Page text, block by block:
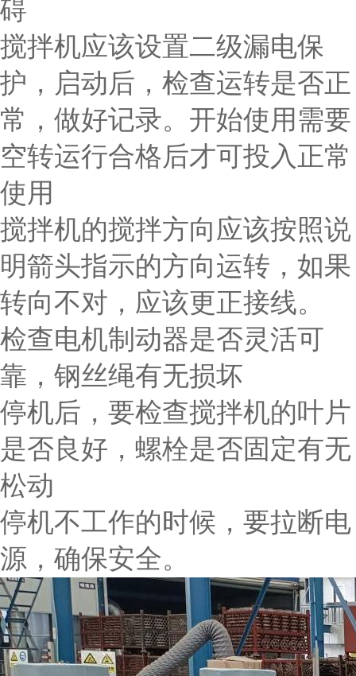
碍
搅拌机应该设置二级漏电保
护，启动后，检查运转是否正
常，做好记录。开始使用需要
空转运行合格后才可投入正常
使用
搅拌机的搅拌方向应该按照说
明箭头指示的方向运转，如果
转向不对，应该更正接线。
检查电机制动器是否灵活可
靠，钢丝绳有无损坏
停机后，要检查搅拌机的叶片
是否良好，螺栓是否固定有无
松动
停机不工作的时候，要拉断电
源，确保安全。